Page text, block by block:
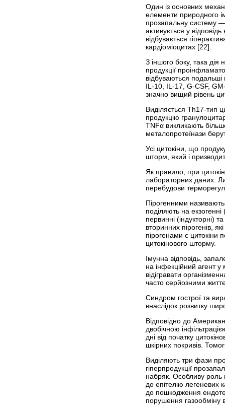
Один із основних
елементи природного
прозапальну систему
активується у
відбувається
кардіоміоцитах [22].
З іншого боку, така дія
продукції
відбуваються
IL-10, IL-17, G-CSF,
значно вищий рівень
Виділяється Th17-тип
продукцію
TNFα викликають
металопротеїнази
Усі цитокіни, що
шторм, який і
Як правило, при
лабораторних даних.
перебудови
Пірогенними
поділяють на
первинні (індукторні)
вторинних пірогенів,
пірогенами є цитокіни
цитокінового шторму.
Імунна відповідь,
на інфекційний агент
відігравати
часто серйозними
Синдром гострої та
внаслідок розвитку
Відповідно до
двобічною
дні від початку
шкірних покривів.
Виділяють три фази
гіперпродукції
набряк. Особливу роль
до епітелію легеневих
до пошкодження
порушення газообміну